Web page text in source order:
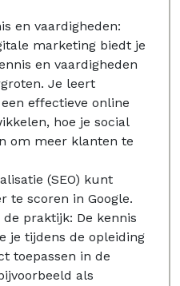
en vaardigheden:
marketing biedt je
en vaardigheden
Je leert
effectieve online
hoe je social
om meer klanten te
(SEO) kunt
te scoren in Google.
praktijk: De kennis
je tijdens de opleiding
toepassen in de
als